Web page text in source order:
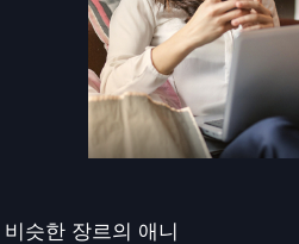
비슷한 장르의 애니